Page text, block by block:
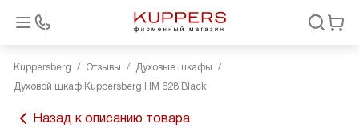
Kuppersberg Отзывы
Духовые шкафы
Духовой шкаф Kuppersberg HM 628 Black
Назад к описанию товара